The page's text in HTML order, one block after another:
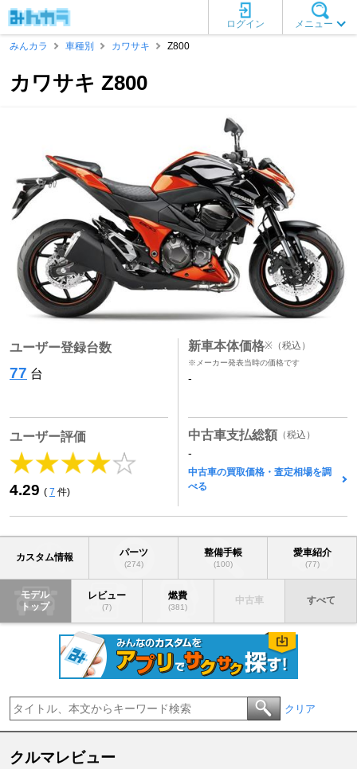
メニュー
ログイン
みんカラ
車種別 カワサキ Z800
カワサキ Z800
ユーザー登録台数
77 台
ユーザー評価
4.29 ( 7 件)
新車本体価格※ （税込）
※メーカー発表当時の価格です
-
中古車支払総額 （税込）
-
中古車の買取価格・査定相場を調
べる
カスタム情報 パーツ
(274)
整備手帳
(100)
愛車紹介
(77)
モデル
トップ
レビュー
(7)
燃費
(381)
中古車 すべて
クリア
クルマレビュー